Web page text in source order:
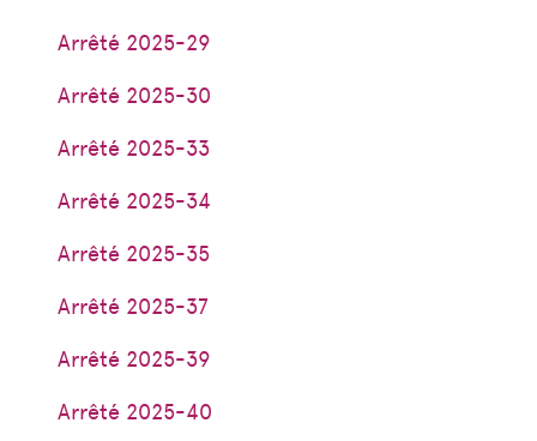
Arrêté 2025-29
Arrêté 2025-30
Arrêté 2025-33
Arrêté 2025-34
Arrêté 2025-35
Arrêté 2025-37
Arrêté 2025-39
Arrêté 2025-40